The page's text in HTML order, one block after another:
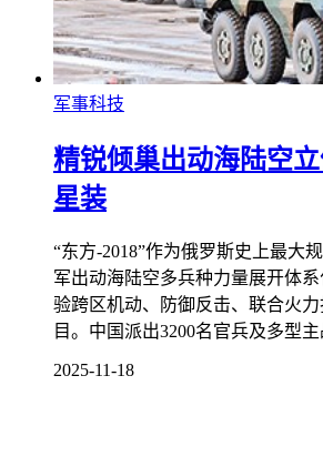
军事科技
精锐倾巢出动海陆空
星装
“东方-2018”作为俄罗斯史上最大
军出动海陆空多兵种力量展开体
验跨区机动、防御反击、联合火
目。中国派出3200名官兵及多型
2025-11-18